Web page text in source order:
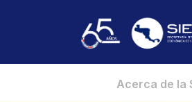
Acerca de la